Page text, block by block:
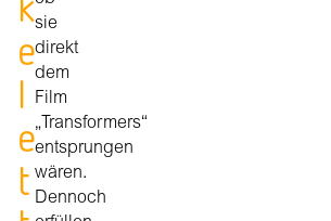
e
l
e
t
sie
direkt
dem
Film
„Transformers“
entsprungen
wären.
Dennoch